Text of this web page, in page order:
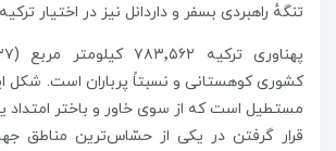
تنگهٔ راهبردی بسفر و داردانل نیز در اختیار
کشوری کوهستانی و نسبتاً پرباران است. شکل
مستطیل است که از سوی خاور و باختر امتداد
قرار گرفتن در یکی از حسّاس‌ترین مناطق